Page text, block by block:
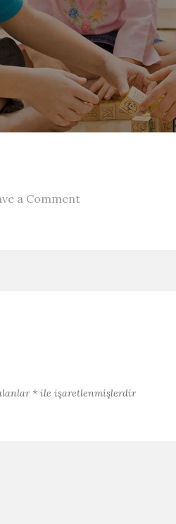
a Commenton
* ile işaretlenmişlerdir